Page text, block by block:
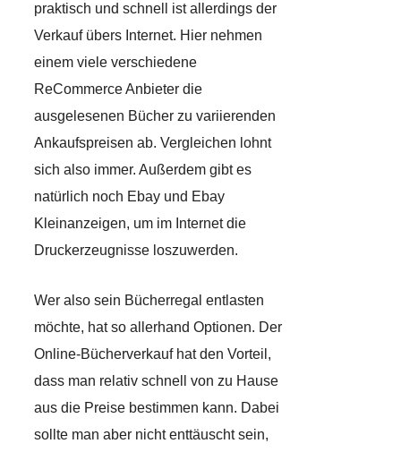
praktisch und schnell ist allerdings der
Verkauf übers Internet. Hier nehmen
einem viele verschiedene
ReCommerce Anbieter die
ausgelesenen Bücher zu variierenden
Ankaufspreisen ab. Vergleichen lohnt
sich also immer. Außerdem gibt es
natürlich noch Ebay und Ebay
Kleinanzeigen, um im Internet die
Druckerzeugnisse loszuwerden.
Wer also sein Bücherregal entlasten
möchte, hat so allerhand Optionen. Der
Online-Bücherverkauf hat den Vorteil,
dass man relativ schnell von zu Hause
aus die Preise bestimmen kann. Dabei
sollte man aber nicht enttäuscht sein,